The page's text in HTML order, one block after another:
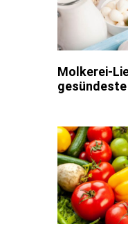
Molkerei-